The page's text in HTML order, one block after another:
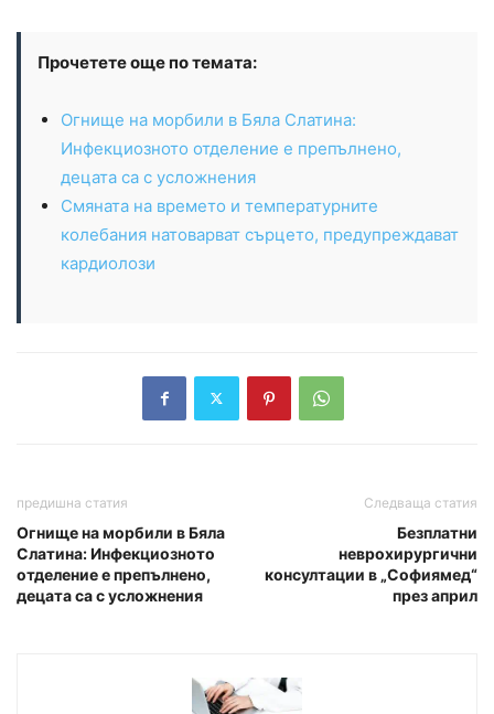
Прочетете още по темата:
Огнище на морбили в Бяла Слатина:
Инфекциозното отделение е препълнено,
децата са с усложнения
Смяната на времето и температурните
колебания натоварват сърцето, предупреждават
кардиолози
предишна статия
Огнище на морбили в Бяла
Слатина: Инфекциозното
отделение е препълнено,
децата са с усложнения
Следваща статия
Безплатни
неврохирургични
консултации в „Софиямед“
през април